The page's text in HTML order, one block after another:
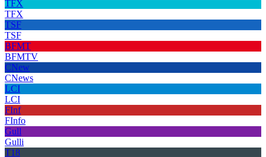
TFX
TFX
TSF
TSF
BFMT
BFMTV
CNew
CNews
LCI
LCI
FInf
FInfo
Gull
Gulli
T18